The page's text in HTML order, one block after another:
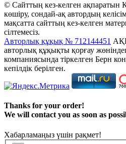
© Сайттың кез-келген
көшіру, сондай-ақ автордың
мақсатта сайттың кез-келген
сілтемесіз.
Авторлық құқық № 712144451
авторлық құқықты қорғау
компаниясында тіркелген Берн
кепілдік берілген.
Thanks for your order!
We will contact you as soon as
Хабарламаңыз үшін рақмет!